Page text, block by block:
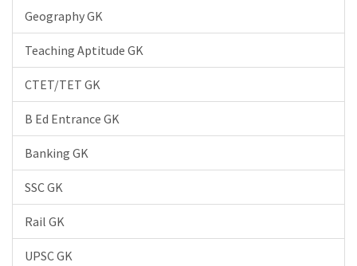
Geography GK
Teaching Aptitude GK
CTET/TET GK
B Ed Entrance GK
Banking GK
SSC GK
Rail GK
UPSC GK